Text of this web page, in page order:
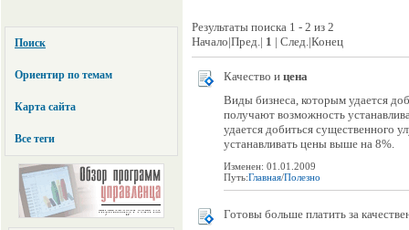
Поиск
Ориентир по темам
Карта сайта
Все теги
Результаты поиска 1 - 2 из 2
Начало|Пред.| 1 | След.|Конец
Качество и цена
Виды бизнеса, которым удается
получают возможность
удается добиться существенного
устанавливать цены выше на 8%.
Изменен: 01.01.2009
Путь:Главная/Полезно
Готовы больше платить за